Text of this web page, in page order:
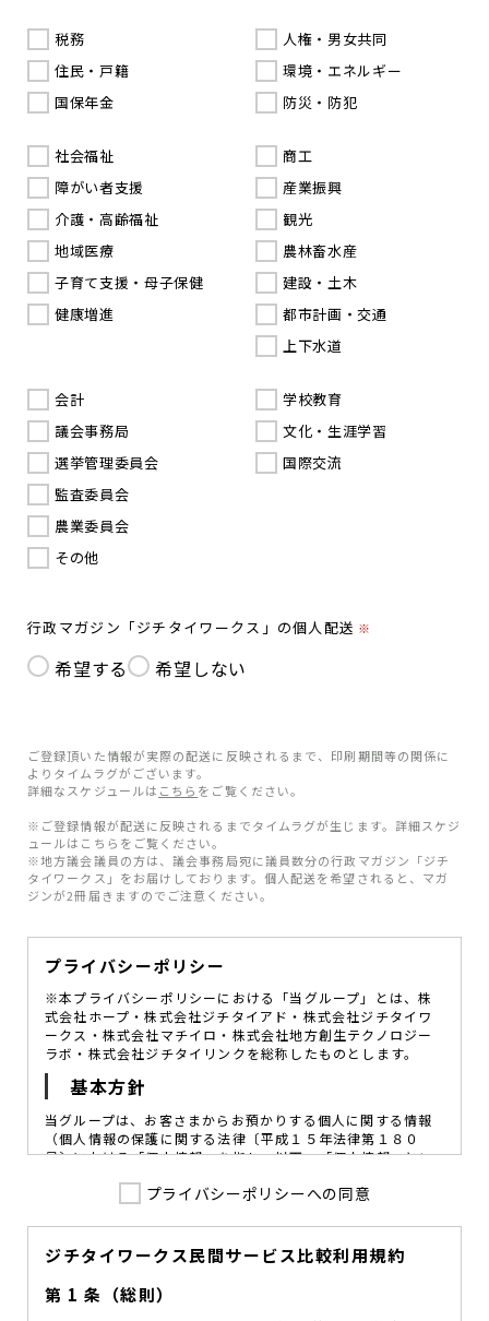
税務
住民・戸籍
国保年金
人権・男女共同
環境・エネルギー
防災・防犯
社会福祉
障がい者支援
介護・高齢福祉
地域医療
子育て支援・母子保健
健康増進
商工
産業振興
観光
農林畜水産
建設・土木
都市計画・交通
上下水道
会計
議会事務局
選挙管理委員会
監査委員会
農業委員会
その他
学校教育
文化・生涯学習
国際交流
行政マガジン「ジチタイワークス」の個人配送 ※
希望する 希望しない
ご登録頂いた情報が実際の配送に反映されるまで、印刷期間等の関係に
よりタイムラグがございます。
詳細なスケジュールは こちら をご覧ください。
※ご登録情報が配送に反映されるまでタイムラグが生じます。詳細スケジ
ュールはこちらをご覧ください。
※地方議会議員の方は、議会事務局宛に議員数分の行政マガジン「ジチ
タイワークス」をお届けしております。個人配送を希望されると、マガ
ジンが2冊届きますのでご注意ください。
プライバシーポリシー
※本プライバシーポリシーにおける「当グループ」とは、株
式会社ホープ・株式会社ジチタイアド・株式会社ジチタイワ
ークス・株式会社マチイロ・株式会社地方創生テクノロジー
ラボ・株式会社ジチタイリンクを総称したものとします。
基本方針
当グループは、お客さまからお預かりする個人に関する情報
（個人情報の保護に関する法律〔平成１５年法律第１８０
号〕における「個人情報」を指し、以下、「個人情報」とい
図ることが、重要な社会的責務であると考えております。
を定め、役員及び従業員に個人情報保護の重要性の認識と取
組みを徹底させることによって、個人情報の適切な取り扱い
に努めてまいります。
プライバシーポリシーへの同意
ジチタイワークス民間サービス比較利用規約
第 1 条（総則）